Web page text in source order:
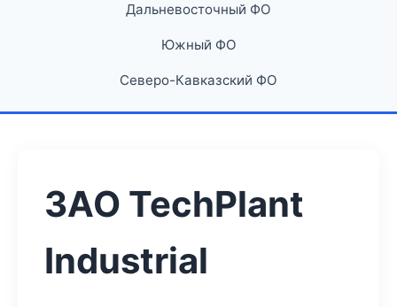
Дальневосточный ФО
Южный ФО
Северо-Кавказский ФО
ЗАО TechPlant
Industrial